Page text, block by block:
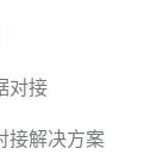
对接
接解决方案